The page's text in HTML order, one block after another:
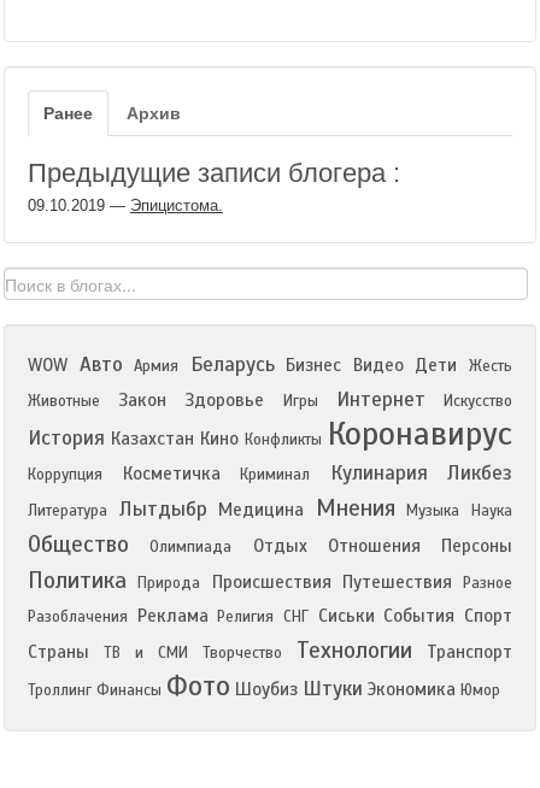
Ранее Архив
Предыдущие записи блогера :
09.10.2019 — Эпицистома.
WOW Авто Армия Беларусь Бизнес Видео Дети
Жесть
Животные
Закон Здоровье Игры Интернет Искусство
История Казахстан Кино Конфликты Коронавирус
Коррупция Косметичка Криминал Кулинария Ликбез
Литература Лытдыбр Медицина Мнения Музыка Наука
Общество Олимпиада Отдых Отношения Персоны
Политика Природа Происшествия Путешествия
Разное
Разоблачения
Реклама Религия СНГ Сиськи События Спорт
Страны
ТВ и СМИ Творчество Технологии Транспорт
Троллинг Финансы Фото Шоубиз Штуки Экономика Юмор